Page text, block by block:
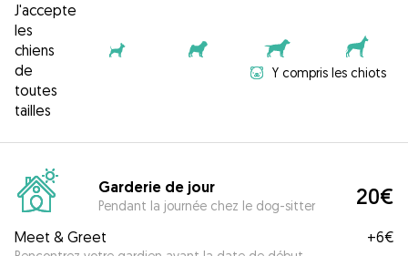
J'accepte
les
chiens
de
toutes
tailles
Y compris les chiots
Garderie de jour
Pendant la journée chez le dog-sitter 20€
Meet & Greet +6€